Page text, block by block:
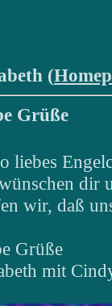
(
Grüße
liebes
dir
wir, daß
Grüße
mit